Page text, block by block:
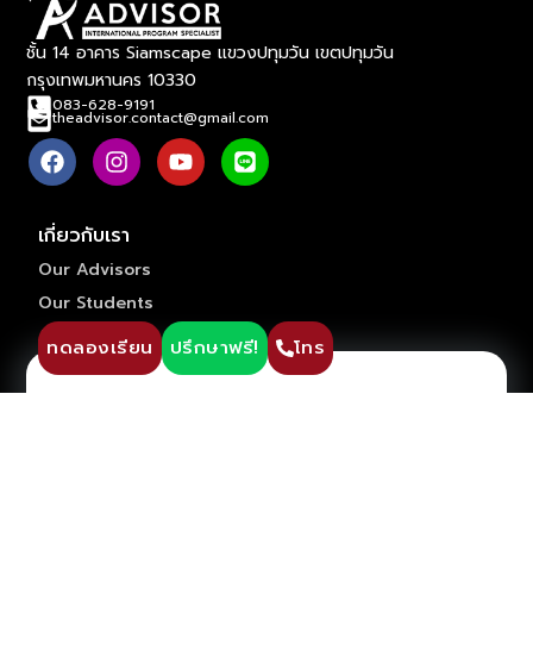
ชั้น 14 อาคาร Siamscape แขวงปทุมวัน เขตปทุมวัน
กรุงเทพมหานคร 10330
083-628-9191
theadvisor.contact@gmail.com
เกี่ยวกับเรา
Our Advisors
Our Students
Join us
The Advisor On-site
ทดลองเรียน ปรึกษาฟรี! โทร
ปรึกษาวางแผนการเรียน ฟรี !!